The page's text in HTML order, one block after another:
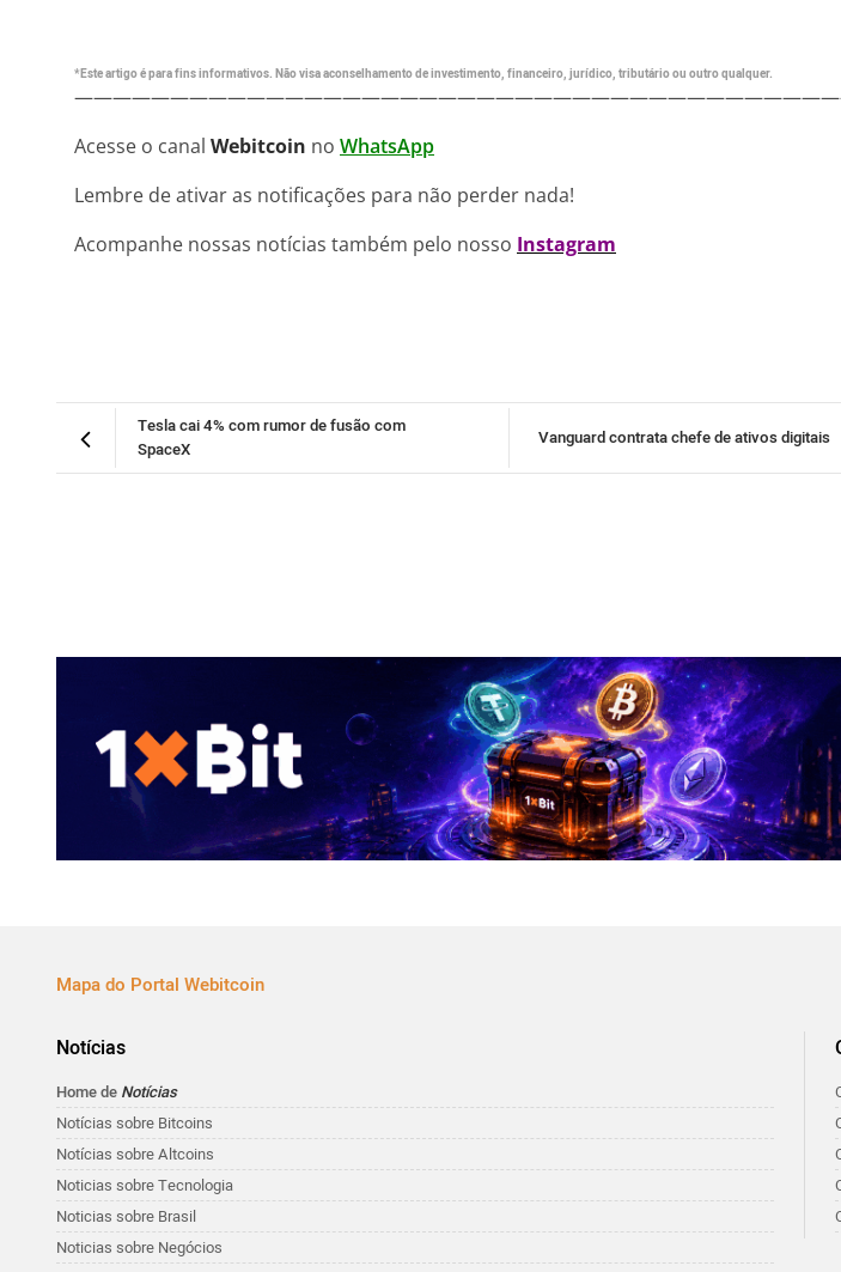
*Este artigo é para fins informativos. Não visa aconselhamento de investimento, financeiro, jurídico, tributário ou outro qualquer.
Acesse o canal Webitcoin no WhatsApp
Lembre de ativar as notificações para não perder nada!
Acompanhe nossas notícias também pelo nosso Instagram
Vanguard contrata chefe de ativos digitais
Tesla cai 4% com rumor de fusão com
SpaceX
Mapa do Portal Webitcoin
Notícias
Home de Notícias
Notícias sobre Bitcoins
Notícias sobre Altcoins
Noticias sobre Tecnologia
Noticias sobre Brasil
Noticias sobre Negócios